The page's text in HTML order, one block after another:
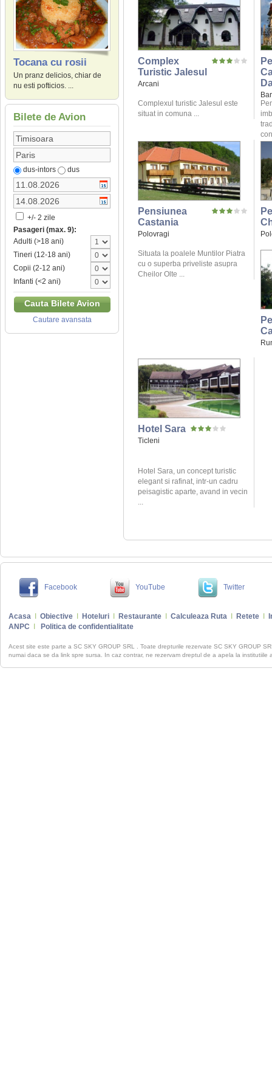
Tocana cu rosii
Un pranz delicios, chiar de
nu esti pofticios. ...
Bilete de Avion
dus-intors dus
+/- 2 zile
Pasageri (max. 9):
Adulti (>18 ani)
Tineri (12-18 ani)
Copii (2-12 ani)
Infanti (<2 ani)
Cauta Bilete Avion
Cautare avansata
Complex
Turistic Jalesul
Arcani
Complexul turistic Jalesul este
situat in comuna ...
Pensiunea
Castania
Polovragi
Situata la poalele Muntilor Piatra
cu o superba priveliste asupra
Cheilor Olte ...
Hotel Sara
Ticleni
Hotel Sara, un concept turistic
elegant si rafinat, intr-un cadru
peisagistic aparte, avand in vecin
...
Facebook YouTube Twitter
Acasa Obiective Hoteluri Restaurante Calculeaza Ruta Retete
ANPC
Politica de confidentialitate
Acest site este parte a SC SKY GROUP SRL . Toate drepturile rezervate SC SKY GROUP
numai daca se da link spre sursa. In caz contrar, ne rezervam dreptul de a apela la institutiile